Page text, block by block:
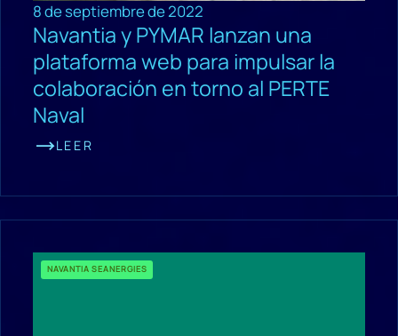
8 de septiembre de 2022
Navantia y PYMAR lanzan una
plataforma web para impulsar la
colaboración en torno al PERTE
Naval
LEER
NAVANTIA SEANERGIES